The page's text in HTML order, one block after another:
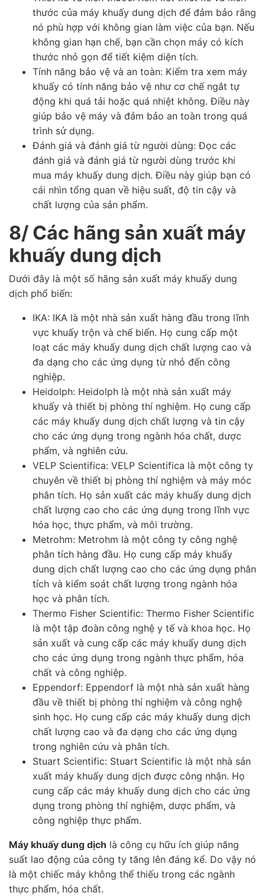
thước của máy khuấy dung dịch để đảm bảo rằng
nó phù hợp với không gian làm việc của bạn. Nếu
không gian hạn chế, bạn cần chọn máy có kích
thước nhỏ gọn để tiết kiệm diện tích.
Tính năng bảo vệ và an toàn: Kiểm tra xem máy
khuấy có tính năng bảo vệ như cơ chế ngắt tự
động khi quá tải hoặc quá nhiệt không. Điều này
giúp bảo vệ máy và đảm bảo an toàn trong quá
trình sử dụng.
Đánh giá và đánh giá từ người dùng: Đọc các
đánh giá và đánh giá từ người dùng trước khi
mua máy khuấy dung dịch. Điều này giúp bạn có
cái nhìn tổng quan về hiệu suất, độ tin cậy và
chất lượng của sản phẩm.
8/ Các hãng sản xuất máy
khuấy dung dịch
Dưới đây là một số hãng sản xuất máy khuấy dung
dịch phổ biến:
IKA: IKA là một nhà sản xuất hàng đầu trong lĩnh
vực khuấy trộn và chế biến. Họ cung cấp một
loạt các máy khuấy dung dịch chất lượng cao và
đa dạng cho các ứng dụng từ nhỏ đến công
nghiệp.
Heidolph: Heidolph là một nhà sản xuất máy
khuấy và thiết bị phòng thí nghiệm. Họ cung cấp
các máy khuấy dung dịch chất lượng và tin cậy
cho các ứng dụng trong ngành hóa chất, dược
phẩm, và nghiên cứu.
VELP Scientifica: VELP Scientifica là một công ty
chuyên về thiết bị phòng thí nghiệm và máy móc
phân tích. Họ sản xuất các máy khuấy dung dịch
chất lượng cao cho các ứng dụng trong lĩnh vực
hóa học, thực phẩm, và môi trường.
Metrohm: Metrohm là một công ty công nghệ
phân tích hàng đầu. Họ cung cấp máy khuấy
dung dịch chất lượng cao cho các ứng dụng phân
tích và kiểm soát chất lượng trong ngành hóa
học và phân tích.
Thermo Fisher Scientific: Thermo Fisher Scientific
là một tập đoàn công nghệ y tế và khoa học. Họ
sản xuất và cung cấp các máy khuấy dung dịch
cho các ứng dụng trong ngành thực phẩm, hóa
chất và công nghiệp.
Eppendorf: Eppendorf là một nhà sản xuất hàng
đầu về thiết bị phòng thí nghiệm và công nghệ
sinh học. Họ cung cấp các máy khuấy dung dịch
chất lượng cao và đa dạng cho các ứng dụng
trong nghiên cứu và phân tích.
Stuart Scientific: Stuart Scientific là một nhà sản
xuất máy khuấy dung dịch được công nhận. Họ
cung cấp các máy khuấy dung dịch cho các ứng
dụng trong phòng thí nghiệm, dược phẩm, và
công nghiệp thực phẩm.
Máy khuấy dung dịch là công cụ hữu ích giúp năng
suất lao động của công ty tăng lên đáng kể. Do vậy nó
là một chiếc máy không thể thiếu trong các ngành
thực phẩm, hóa chất.